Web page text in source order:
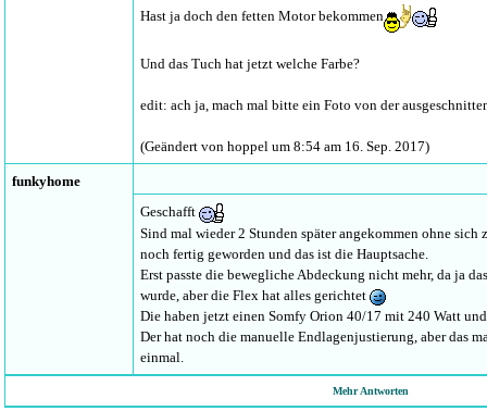
Hast ja doch den fetten Motor bekommen
Und das Tuch hat jetzt welche Farbe?
edit: ach ja, mach mal bitte ein Foto von der
(Geändert von hoppel um 8:54 am 16. Sep. 2017)
funkyhome
Geschafft
Sind mal wieder 2 Stunden später angekommen ohne sich
noch fertig geworden und das ist die Hauptsache.
Erst passte die bewegliche Abdeckung nicht mehr, da ja
wurde, aber die Flex hat alles gerichtet
Die haben jetzt einen Somfy Orion 40/17 mit 240 Watt
Der hat noch die manuelle Endlagenjustierung, aber das
einmal.
Mehr Antworten